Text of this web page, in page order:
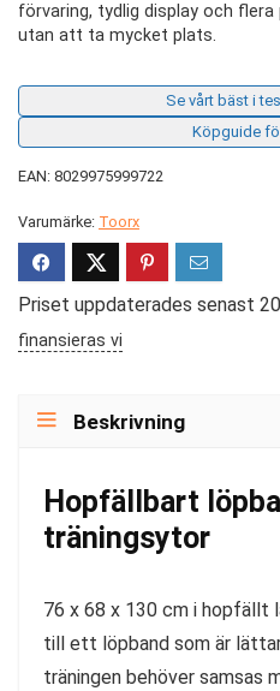
förvaring, tydlig display och
utan att ta mycket plats.
Se vårt bäst i
Köpguide
EAN: 8029975999722
Varumärke: Toorx
Priset uppdaterades senast
finansieras vi
Beskrivning
Hopfällbart
träningsytor
76 x 68 x 130 cm i hopfällt
till ett löpband som är
träningen behöver samsas